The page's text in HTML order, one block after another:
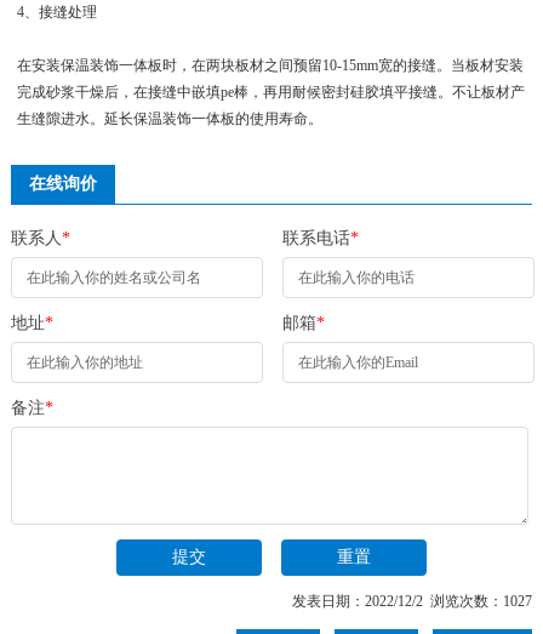
4、接缝处理
在安装保温装饰一体板时，在两块板材之间预留10-15mm宽的接缝。当板材安装
完成砂浆干燥后，在接缝中嵌填pe棒，再用耐候密封硅胶填平接缝。不让板材产
生缝隙进水。延长保温装饰一体板的使用寿命。
在线询价
联系人 * 联系电话*
地址* 邮箱*
备注*
发表日期：2022/12/2 浏览次数：1027